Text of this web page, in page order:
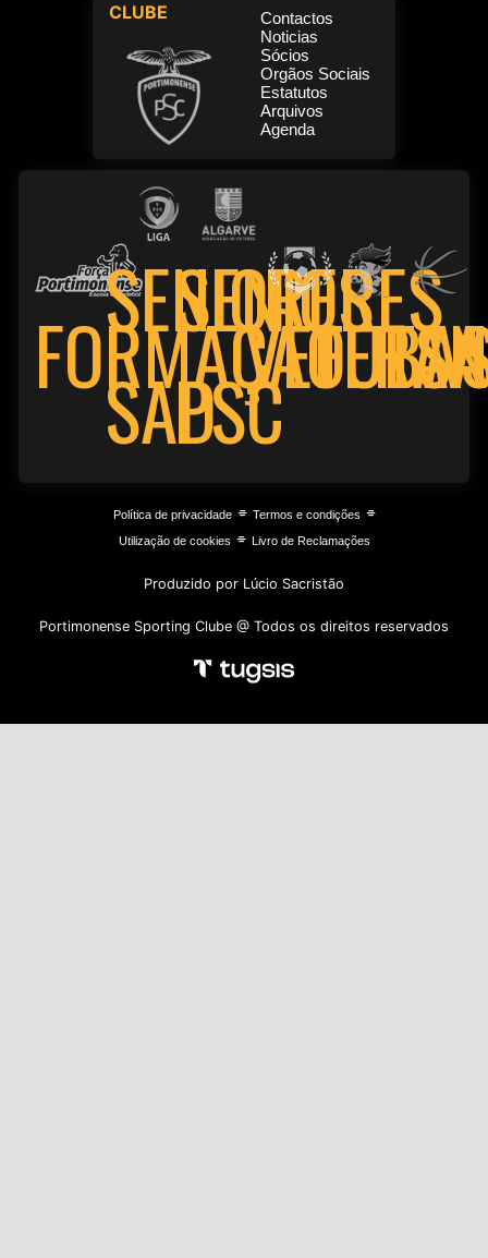
CLUBE
Contactos
Noticias
Sócios
Orgãos Sociais
Estatutos
Arquivos
Agenda
FORMAÇÃO
SENIORES
SAD
SENIORES
PSC
Política de privacidade⌯ Termos e condições ⌯
Utilização de cookies ⌯ Livro de Reclamações
Produzido por Lúcio Sacristão
Portimonense Sporting Clube @ Todos os direitos reservados